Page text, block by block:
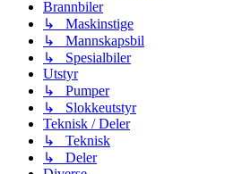
Brannbiler
↳ Maskinstige
↳ Mannskapsbil
↳ Spesialbiler
Utstyr
↳ Pumper
↳ Slokkeutstyr
Teknisk / Deler
↳ Teknisk
↳ Deler